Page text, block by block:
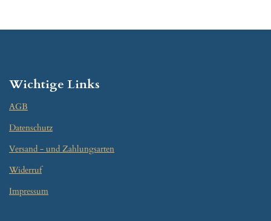
Wichtige Links
AGB
Datenschutz
Versand - und Zahlungsarten
Widerruf
Impressum